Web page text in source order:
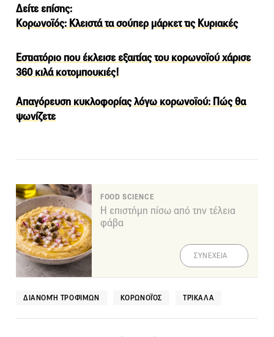
Δείτε επίσης:
Κορωνοϊός: Κλειστά τα σούπερ μάρκετ τις Κυριακές
Εστιατόριο που έκλεισε εξαιτίας του κορωνοϊού χάρισε
360 κιλά κοτομπουκιές!
Απαγόρευση κυκλοφορίας λόγω κορωνοϊού: Πώς θα
ψωνίζετε
FOOD SCIENCE
Η επιστήμη πίσω από την τέλεια
φάβα
ΣΥΝΕΧΕΙΑ
ΔΙΑΝΟΜΉ ΤΡΟΦΊΜΩΝ ΚΟΡΩΝΟΪΌΣ ΤΡΊΚΑΛΑ